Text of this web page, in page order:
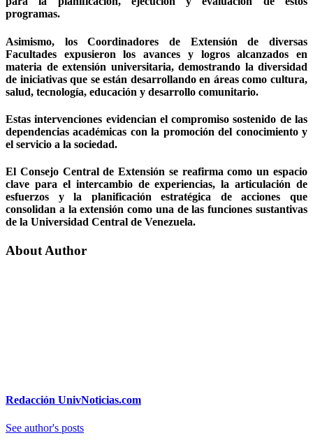
programas.
Asimismo, los Coordinadores de Extensión de diversas
Facultades expusieron los avances y logros alcanzados en
materia de extensión universitaria, demostrando la diversidad
de iniciativas que se están desarrollando en áreas como cultura,
salud, tecnología, educación y desarrollo comunitario.
Estas intervenciones evidencian el compromiso sostenido de las
dependencias académicas con la promoción del conocimiento y
el servicio a la sociedad.
El Consejo Central de Extensión se reafirma como un espacio
clave para el intercambio de experiencias, la articulación de
esfuerzos y la planificación estratégica de acciones que
consolidan a la extensión como una de las funciones sustantivas
de la Universidad Central de Venezuela.
About Author
Redacción UnivNoticias.com
See author's posts